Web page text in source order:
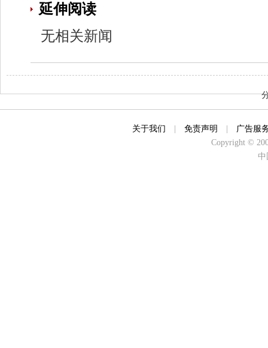
延伸阅读
无相关新闻
关于我们 免责声明
广告服
Copyright ©